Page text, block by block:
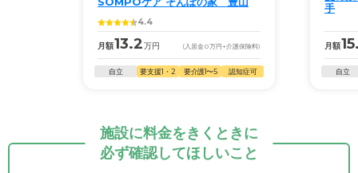
4.4
月額13.2万円 (入居金0万円 +介護保険料)
自立 要支援1・2 要介護1〜5 認知症可
手
月額
自立
施設に料金をきくときに
必ず確認してほしいこと